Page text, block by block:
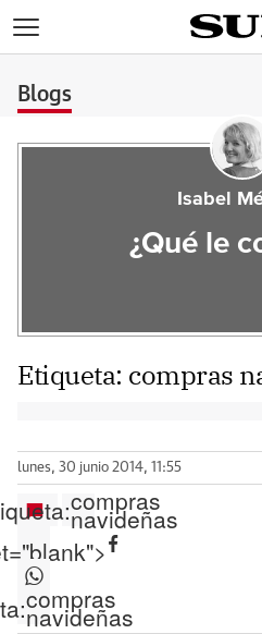
Blogs
Isabel
¿Qué le
Etiqueta: compras
lunes, 30 junio 2014, 11:55
compras
navideñas
compras
navideñas